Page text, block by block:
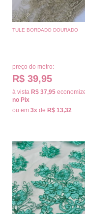
TULE BORDADO DOURADO
preço do metro:
R$ 39,95
à vista R$ 37,95
no Pix
ou em 3x de R$ 13,32